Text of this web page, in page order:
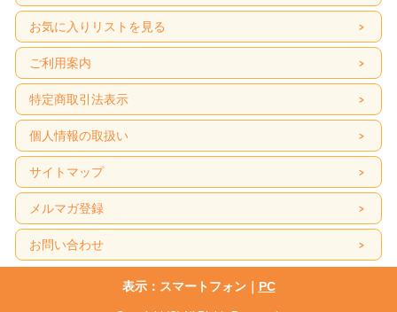
お気に入りリストを見る
ご利用案内
特定商取引法表示
個人情報の取扱い
サイトマップ
メルマガ登録
お問い合わせ
表示：スマートフォン｜ PC